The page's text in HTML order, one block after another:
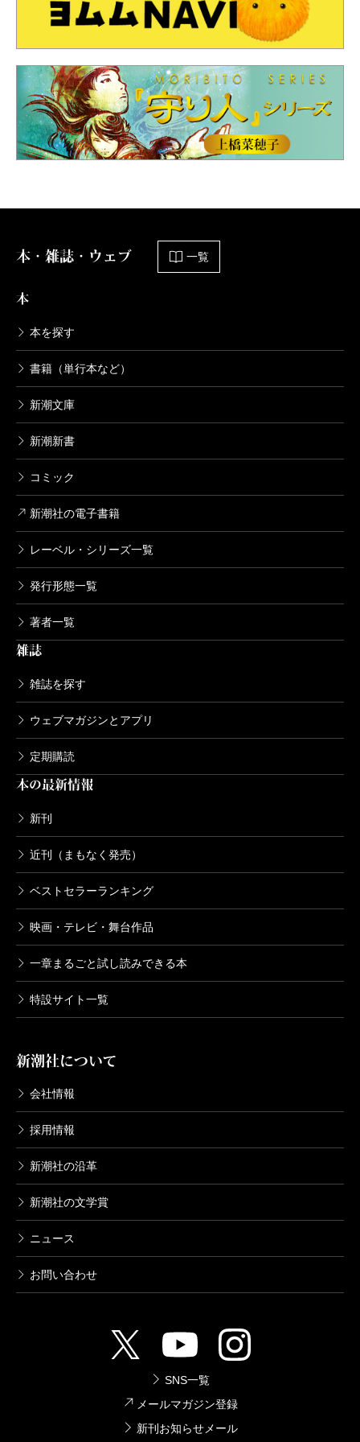
本・雑誌・ウェブ 一覧
本
本を探す
書籍（単行本など）
新潮文庫
新潮新書
コミック
新潮社の電子書籍
レーベル・シリーズ一覧
発行形態一覧
著者一覧
雑誌
雑誌を探す
ウェブマガジンとアプリ
定期購読
本の最新情報
新刊
近刊（まもなく発売）
ベストセラーランキング
映画・テレビ・舞台作品
一章まるごと試し読みできる本
特設サイト一覧
新潮社について
会社情報
採用情報
新潮社の沿革
新潮社の文学賞
ニュース
お問い合わせ
SNS一覧
メールマガジン登録
新刊お知らせメール